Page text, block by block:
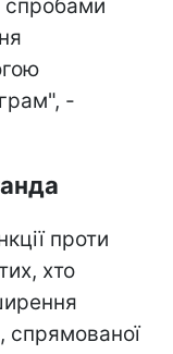
спробами
-
проти
хто
спрямованої